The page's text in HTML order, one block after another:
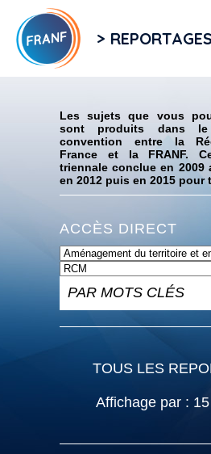
> REPORTAGES
Les sujets que vous
sont produits dans
convention entre la
France et la FRANF.
triennale conclue en 2009
en 2012 puis en 2015 pour
ACCÈS DIRECT
TOUS LES
Affichage par : 15